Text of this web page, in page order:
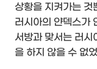
상황을 지켜가는 것
러시아의 얀덱스가
서방과 맞서는 러시
을 하지 않을 수 없